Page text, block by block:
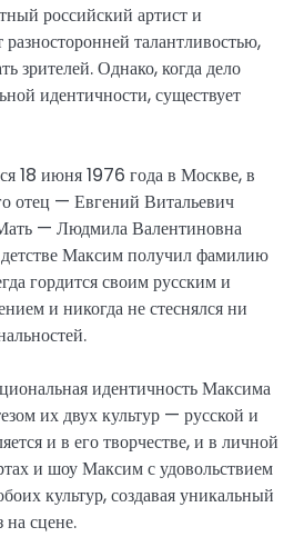
российский артист и
талантливостью,
зрителей. Однако, когда дело
идентичности, существует
18 июня 1976 года в Москве, в
отец — Евгений Витальевич
— Людмила Валентиновна
Максим получил фамилию
гордится своим русским и
и никогда не стеснялся ни
идентичность Максима
их двух культур — русской и
и в его творчестве, и в личной
и шоу Максим с удовольствием
культур, создавая уникальный
сцене.